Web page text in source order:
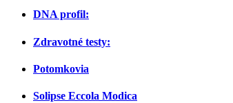
DNA profil:
Zdravotné testy:
Potomkovia
Solipse Eccola Modica